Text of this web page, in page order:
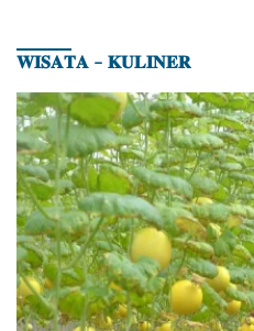
𝐖𝐈𝐒𝐀𝐓𝐀 – 𝐊𝐔𝐋𝐈𝐍𝐄𝐑